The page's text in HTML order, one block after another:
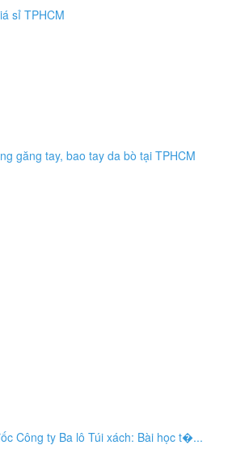
sỉ TPHCM
găng tay, bao tay da bò tại TPHCM
Công ty Ba lô Túi xách: Bài học t�...